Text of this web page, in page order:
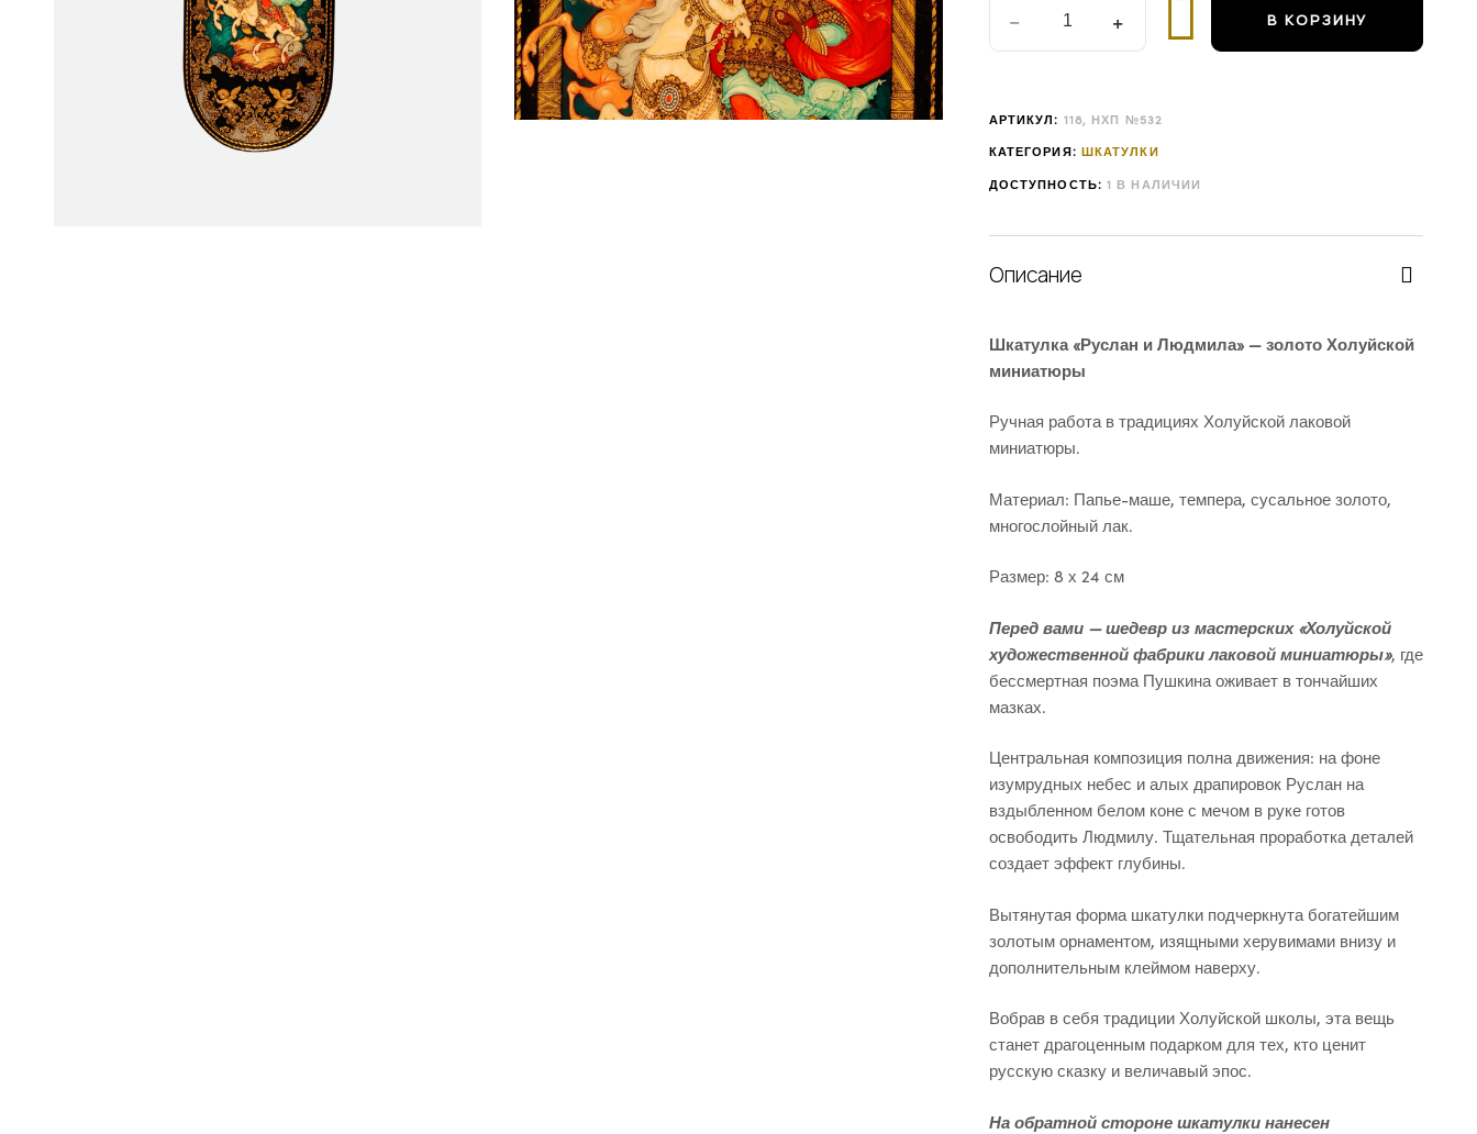
В КОРЗИНУ
АРТИКУЛ: 118, НХП №532
КАТЕГОРИЯ: ШКАТУЛКИ
ДОСТУПНОСТЬ:1 В НАЛИЧИИ
Описание
Шкатулка «Руслан и Людмила» — золото Холуйской
миниатюры
Ручная работа в традициях Холуйской лаковой
миниатюры.
Материал: Папье-маше, темпера, сусальное золото,
многослойный лак.
Размер: 8 х 24 см
Перед вами — шедевр из мастерских «Холуйской
художественной фабрики лаковой миниатюры», где
бессмертная поэма Пушкина оживает в тончайших
мазках.
Центральная композиция полна движения: на фоне
изумрудных небес и алых драпировок Руслан на
вздыбленном белом коне с мечом в руке готов
освободить Людмилу. Тщательная проработка деталей
создает эффект глубины.
Вытянутая форма шкатулки подчеркнута богатейшим
золотым орнаментом, изящными херувимами внизу и
дополнительным клеймом наверху.
Вобрав в себя традиции Холуйской школы, эта вещь
станет драгоценным подарком для тех, кто ценит
русскую сказку и величавый эпос.
На обратной стороне шкатулки нанесен